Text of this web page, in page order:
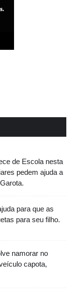
de Escola nesta
pedem ajuda a
para que as
para seu filho.
namorar no
capota,